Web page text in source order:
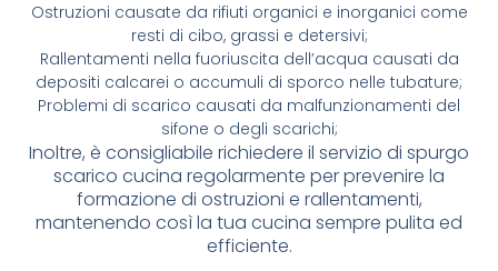
Ostruzioni causate da rifiuti organici e inorganici come
resti di cibo, grassi e detersivi;
Rallentamenti nella fuoriuscita dell’acqua causati da
depositi calcarei o accumuli di sporco nelle tubature;
Problemi di scarico causati da malfunzionamenti del
sifone o degli scarichi;
Inoltre, è consigliabile richiedere il servizio di spurgo
scarico cucina regolarmente per prevenire la
formazione di ostruzioni e rallentamenti,
mantenendo così la tua cucina sempre pulita ed
efficiente.